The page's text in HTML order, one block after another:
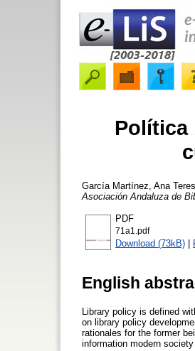
Política
García Martínez, Ana
Asociación Andaluza de
PDF
71a1.pdf
Download (73kB) |
English
Library policy is defined
on library policy
rationales for the former
information modern society